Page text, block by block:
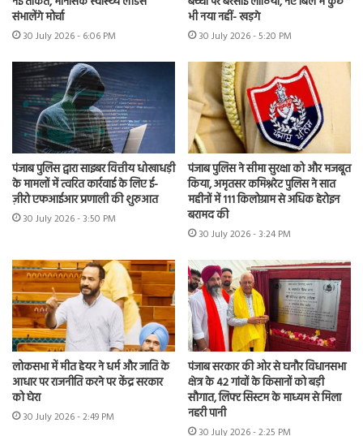
संभालेंगे मोर्चा
30 July 2026 - 6:06 PM
भी नया नहीं- खड़गे
30 July 2026 - 5:20 PM
पंजाब पुलिस द्वारा साइबर वित्तीय धोखाधड़ी
के मामलों में त्वरित कार्रवाई के लिए ई-
ज़ीरो एफआईआर प्रणाली की शुरुआत
30 July 2026 - 3:50 PM
पंजाब पुलिस ने सीमा सुरक्षा को और मजबूत
किया, अमृतसर कमिश्नरेट पुलिस ने सात
महीनों में 111 किलोग्राम से अधिक हेरोइन
बरामद की
30 July 2026 - 3:24 PM
लोकसभा में मीत हेयर ने धर्म और जाति के
आधार पर राजनीति करने पर केंद्र सरकार
को घेरा
30 July 2026 - 2:49 PM
पंजाब सरकार की ओर से घनौर विधानसभा
क्षेत्र के 42 गांवों के किसानों को बड़ी
सौगात, लिफ्ट सिस्टम के माध्यम से मिला
नहरी पानी